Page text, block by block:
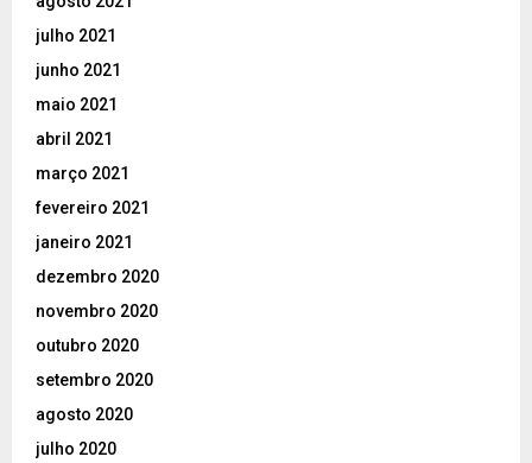
julho 2021
junho 2021
maio 2021
abril 2021
março 2021
fevereiro 2021
janeiro 2021
dezembro 2020
novembro 2020
outubro 2020
setembro 2020
agosto 2020
julho 2020